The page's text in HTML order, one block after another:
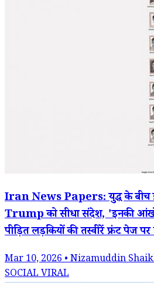
Iran News Papers: युद्ध के बीच
Trump को सीधा संदेश, 'इनकी
पीड़ित लड़कियों की तस्वीरें फ्रंट पेज
Mar 10, 2026 • Nizamuddin
SOCIAL VIRAL